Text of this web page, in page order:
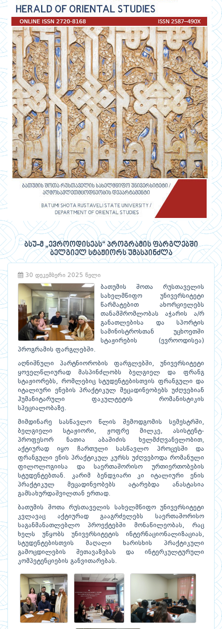
ბსუ-მ „ევროოდისეას“ პროგრამის ფარგლებში
ბელგიელ სტაჟიორს უმასპინძლა
30 დეკემბერი 2025 წელი
ბათუმის შოთა რუსთაველის
სახელმწიფო უნივერსიტეტი
წარმატებით ახორციელებს
თანამშრომლობას აჭარის ა/რ
განათლებისა და სპორტის
სამინისტროსთან უცხოეთში
სტაჟირების (ევროოდისეა)
პროგრამის ფარგლებში.
აღნიშნული პარტნიორობის ფარგლებში, უნივერსიტეტი
ყოველწლიურად მასპინძლობს ბელგიელ და ფრანგ
სტაჟიორებს, რომლებიც სტუდენტებისთვის ფრანგული და
იტალიური ენების პრაქტიკულ მეცადინეობებს უძღვებიან
ჰუმანიტარული ფაკულტეტის რომანისტიკის
სპეციალობაზე.
მიმდინარე სასწავლო წლის შემოდგომის სემესტრში,
ბელგიელი სტაჟიორი, ჟოფრე მილკე, ასისტენტ-
პროფესორ ნათია აბაშიძის ხელმძღვანელობით,
აქტიურად იყო ჩართული სასწავლო პროცესში და
ფრანგული ენის პრაქტიკულ კურსს უძღვებოდა რომანული
ფილოლოგიისა და საერთაშორისო ურთიერთობების
სტუდენტებთან. კარიმ ბენდჯიარი კი იტალიური ენის
პრაქტიკულ მეცადინეობებს ატარებდა ანასტასია
გამსახურდაშვილთან ერთად.
ბათუმის შოთა რუსთაველის სახელმწიფო უნივერსიტეტი
კვლავაც აქტიურად გააგრძელებს საერთაშორისო
საგანმანათლებლო პროექტებში მონაწილეობას, რაც
ხელს უწყობს უნივერსიტეტის ინტერნაციონალიზაციას,
სტუდენტებისთვის მაღალი ხარისხის პრაქტიკული
გამოცდილების შეთავაზებას და ინტერკულტურული
კომპეტენციების განვითარებას.